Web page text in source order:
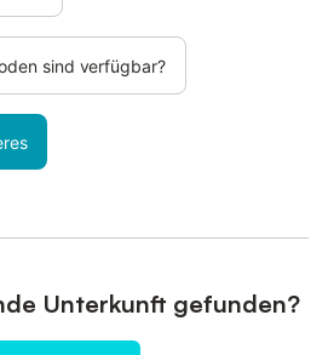
sind verfügbar?
Unterkunft gefunden?